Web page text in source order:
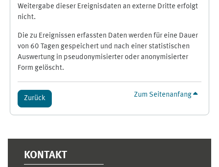
Weitergabe dieser Ereignisdaten an externe Dritte erfolgt
nicht.
Die zu Ereignissen erfassten Daten werden für eine Dauer
von 60 Tagen gespeichert und nach einer statistischen
Auswertung in pseudonymisierter oder anonymisierter
Form gelöscht.
Zurück Zum Seitenanfang
KONTAKT